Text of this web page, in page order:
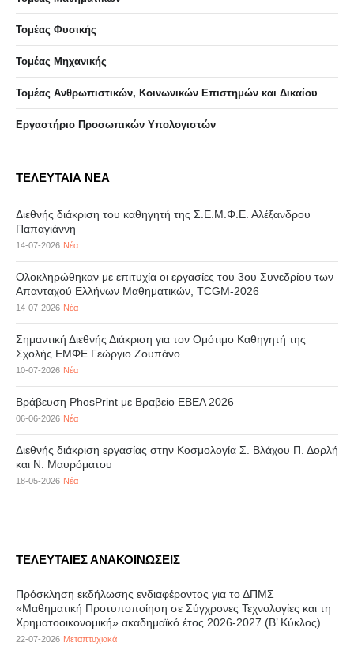
Τομέας Φυσικής
Τομέας Μηχανικής
Τομέας Ανθρωπιστικών, Κοινωνικών Επιστημών και Δικαίου
Eργαστήριo Προσωπικών Υπολογιστών
ΤΕΛΕΥΤΑΙΑ ΝΕΑ
Διεθνής διάκριση του καθηγητή της Σ.Ε.Μ.Φ.Ε. Αλέξανδρου
Παπαγιάννη
14-07-2026 Νέα
Ολοκληρώθηκαν με επιτυχία οι εργασίες του 3ου Συνεδρίου των
Απανταχού Ελλήνων Μαθηματικών, TCGM-2026
14-07-2026 Νέα
Σημαντική Διεθνής Διάκριση για τον Ομότιμο Καθηγητή της
Σχολής ΕΜΦΕ Γεώργιο Ζουπάνο
10-07-2026 Νέα
Βράβευση PhosPrint με Βραβείο ΕΒΕΑ 2026
06-06-2026 Νέα
Διεθνής διάκριση εργασίας στην Κοσμολογία Σ. Βλάχου Π. Δορλή
και Ν. Μαυρόματου
18-05-2026 Νέα
ΤΕΛΕΥΤΑΙΕΣ ΑΝΑΚΟΙΝΩΣΕΙΣ
Πρόσκληση εκδήλωσης ενδιαφέροντος για το ΔΠΜΣ
«Μαθηματική Προτυποποίηση σε Σύγχρονες Τεχνολογίες και τη
Χρηματοοικονομική» ακαδημαϊκό έτος 2026-2027 (B’ Kύκλος)
22-07-2026 Μεταπτυχιακά